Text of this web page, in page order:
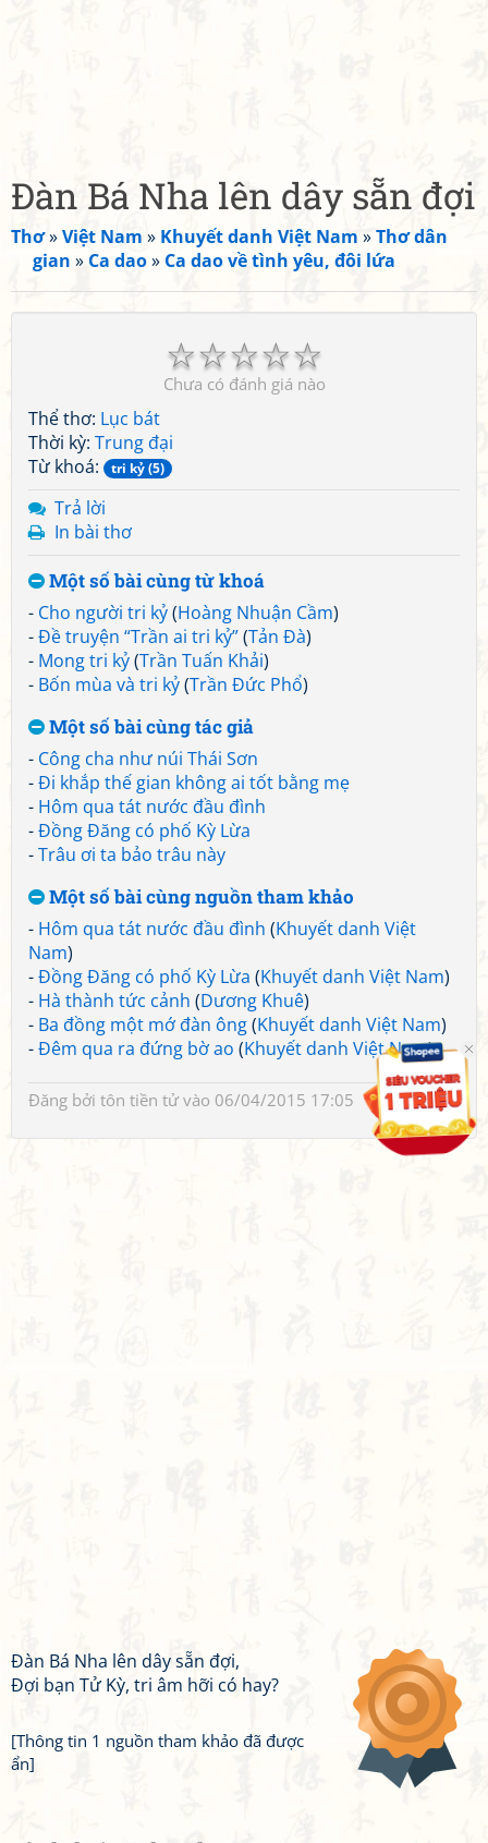
Đàn Bá Nha lên dây sẵn đợi
Thơ»Việt Nam » Khuyết danh Việt Nam »Thơ dân
gian » Ca dao» Ca dao về tình yêu, đôi lứa
☆
☆
☆
☆
☆
Chưa có đánh giá nào
Thể thơ: Lục bát
Thời kỳ: Trung đại
Từ khoá:
tri kỷ (5)
Trả lời
In bài thơ
Một số bài cùng từ khoá
- Cho người tri kỷ(Hoàng Nhuận Cầm)
-Đề truyện “Trần ai tri kỷ”(Tản Đà)
- Mong tri kỷ(Trần Tuấn Khải)
- Bốn mùa và tri kỷ(Trần Đức Phổ)
Một số bài cùng tác giả
- Công cha như núi Thái Sơn
-Đi khắp thế gian không ai tốt bằng mẹ
- Hôm qua tát nước đầu đình
-Đồng Đăng có phố Kỳ Lừa
-Trâu ơi ta bảo trâu này
Một số bài cùng nguồn tham khảo
- Hôm qua tát nước đầu đình (Khuyết danh Việt
Nam)
-Đồng Đăng có phố Kỳ Lừa (Khuyết danh Việt Nam)
- Hà thành tức cảnh (Dương Khuê)
- Ba đồng một mớ đàn ông(Khuyết danh Việt Nam)
-Đêm qua ra đứng bờ ao (Khuyết danh Việt Nam)
Đăng bởi tôn tiền tửvào 06/04/2015 17:05
Đàn Bá Nha lên dây sẵn đợi,
Đợi bạn Tử Kỳ, tri âm hỡi có hay?
[Thông tin 1 nguồn tham khảo đã được
ẩn]